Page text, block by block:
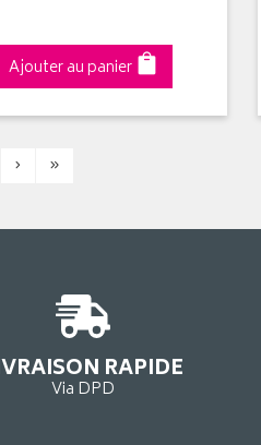
Ajouter au panier
› »
RAPIDE
Via DPD